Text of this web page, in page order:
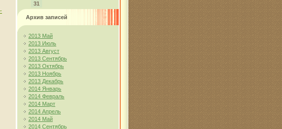
31
Архив записей
2013 Май
2013 Июль
2013 Август
2013 Сентябрь
2013 Октябрь
2013 Ноябрь
2013 Декабрь
2014 Январь
2014 Февраль
2014 Март
2014 Апрель
2014 Май
2014 Сентябрь